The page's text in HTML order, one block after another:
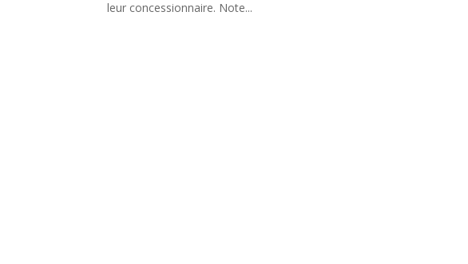
leur concessionnaire. Note...